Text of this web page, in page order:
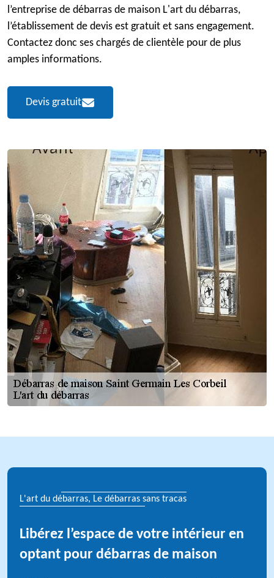
l’entreprise de débarras de maison L'art du débarras,
l’établissement de devis est gratuit et sans engagement.
Contactez donc ses chargés de clientèle pour de plus
amples informations.
Devis gratuit
L'art du débarras, Le débarras sans tracas
Libérez l’espace de votre intérieur en
optant pour débarras de maison